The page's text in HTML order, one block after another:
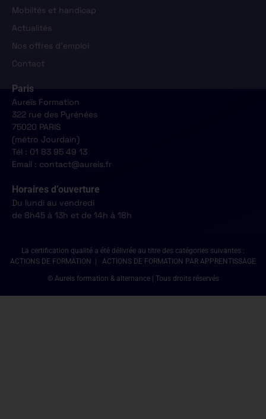
Mobiltés et handicap
Actualités
Nos offres d'emploi
Contact
Paris
Aureïs Formation
322 rue des Pyrénées
75020 PARIS
(métro Jourdain)
Tél : 01 83 95 49 13
Email : contact@aureis.fr
Horaires d’ouverture
Du lundi au vendredi
de 8h45 à 13h et de 14h à 18h
La certification qualité a été délivrée au titre des catégories suivantes :
ACTIONS DE FORMATION | ACTIONS DE FORMATION PAR APPRENTISSAGE
© Aureis formation & alternance | Tous droits réservés